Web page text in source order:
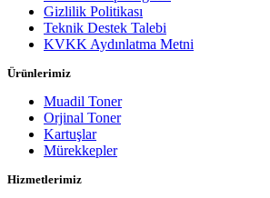
Gizlilik Politikası
Teknik Destek Talebi
KVKK Aydınlatma Metni
Ürünlerimiz
Muadil Toner
Orjinal Toner
Kartuşlar
Mürekkepler
Hizmetlerimiz